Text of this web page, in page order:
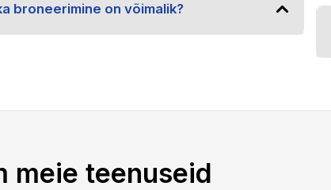
broneerimine on võimalik?
meie teenuseid